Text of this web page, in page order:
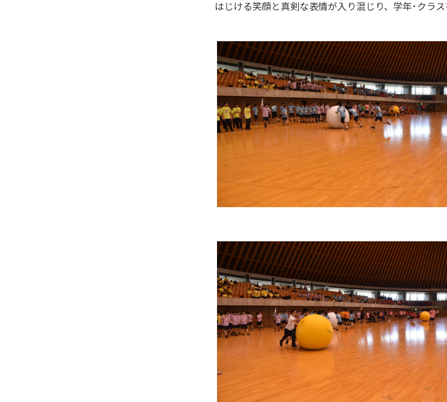
はじける笑顔と真剣な表情が入り混じり、学年･クラ